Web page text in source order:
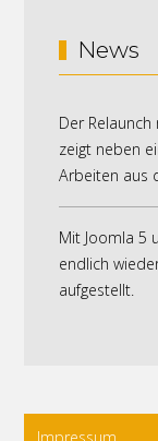
News
Der
zeigt neben
Arbeiten aus
Mit Joomla 5
endlich
aufgestellt.